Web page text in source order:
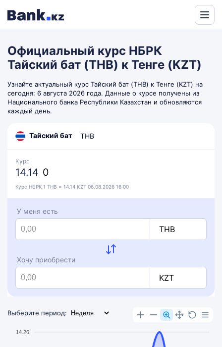
Официальный курс НБРК
Тайский бат (THB) к Тенге (KZT)
Узнайте актуальный курс Тайский бат (THB) к Тенге (KZT) на
сегодня: 6 августа 2026 года. Данные о курсе получены из
Национального банка Республики Казахстан и обновляются
каждый день.
Тайский бат THB
Курс
14.14 0
Курс НБРК 1 THB = 14.14 KZT 06.08.2026 16:00
У меня есть
THB
Хочу приобрести
KZT
Выберите период:
14.26